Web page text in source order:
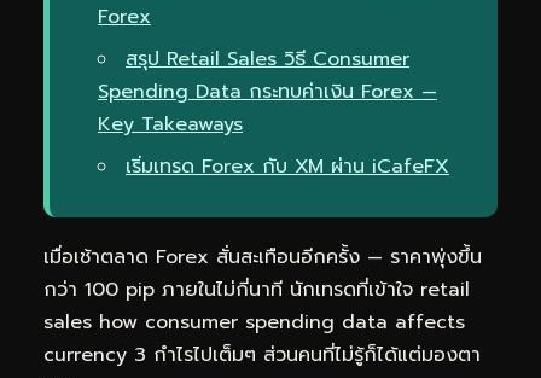
Forex
สรุป Retail Sales วิธี Consumer
Spending Data กระทบค่าเงิน Forex —
Key Takeaways
เริ่มเทรด Forex กับ XM ผ่าน iCafeFX
เมื่อเช้าตลาด Forex สั่นสะเทือนอีกครั้ง — ราคาพุ่งขึ้น
กว่า 100 pip ภายในไม่กี่นาที นักเทรดที่เข้าใจ retail
sales how consumer spending data affects
currency 3 กำไรไปเต็มๆ ส่วนคนที่ไม่รู้ก็ได้แต่มองตา